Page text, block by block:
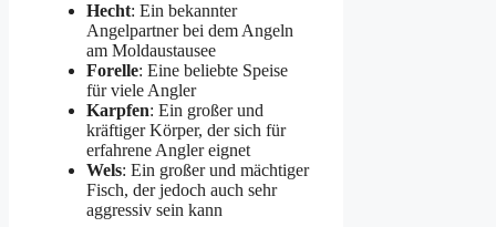
Hecht: Ein bekannter
Angelpartner bei dem Angeln
am Moldaustausee
Forelle: Eine beliebte Speise
für viele Angler
Karpfen: Ein großer und
kräftiger Körper, der sich für
erfahrene Angler eignet
Wels: Ein großer und mächtiger
Fisch, der jedoch auch sehr
aggressiv sein kann